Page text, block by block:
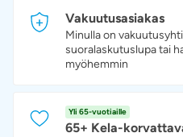
Vakuutusasiakas
Minulla on
suoralaskutuslupa tai
myöhemmin
Yli 65-vuotiaille
65+ Kela-